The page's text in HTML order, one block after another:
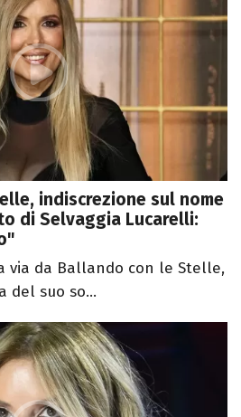
indiscrezione sul nome
di Selvaggia Lucarelli:
via da Ballando con le Stelle,
del suo so...